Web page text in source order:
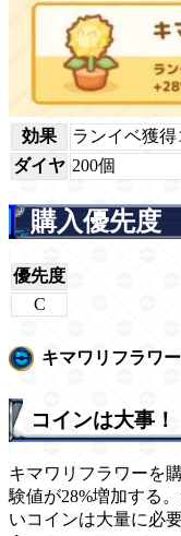
効果
ランイベ獲得
ダイヤ 200個
購入優先度
優先度
C
キマワリフラワ
コインは大事！
キマワリフラワーを
験値が28%増加する
いコインは大量に必